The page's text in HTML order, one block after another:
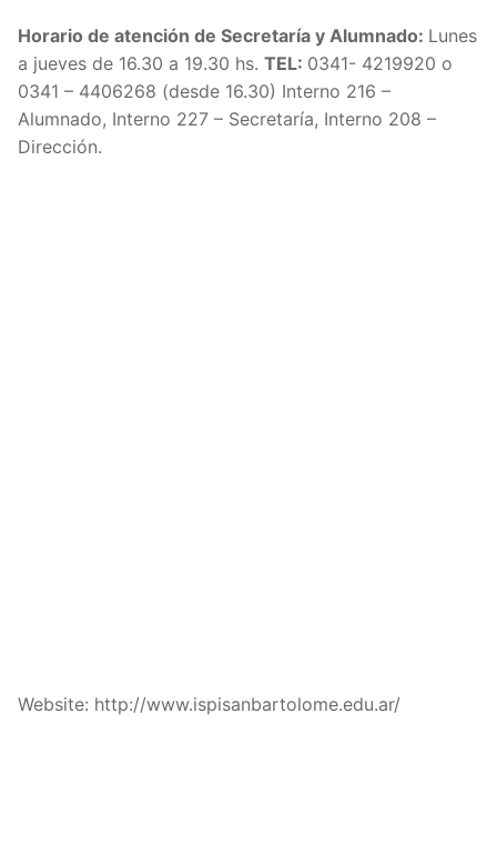
Horario de atención de Secretaría y Alumnado: Lunes
a jueves de 16.30 a 19.30 hs. TEL: 0341- 4219920 o
0341 – 4406268 (desde 16.30) Interno 216 –
Alumnado, Interno 227 – Secretaría, Interno 208 –
Dirección.
Website: http://www.ispisanbartolome.edu.ar/